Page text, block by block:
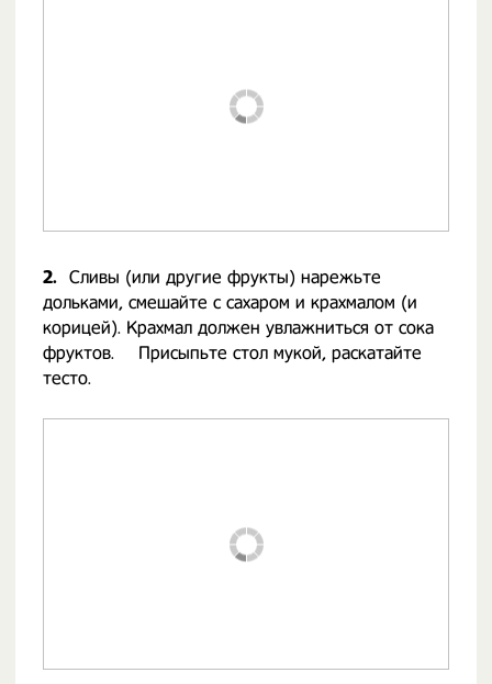
2. Сливы (или другие фрукты) нарежьте
дольками, смешайте с сахаром и крахмалом (и
корицей). Крахмал должен увлажниться от сока
фруктов. ⠀ Присыпьте стол мукой, раскатайте
тесто.